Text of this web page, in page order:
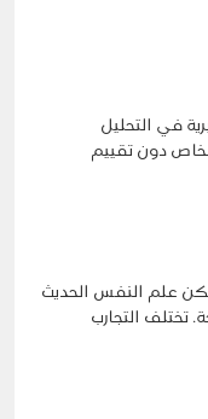
في التحليل
دون تقييم
علم النفس الحديث
تختلف التجارب